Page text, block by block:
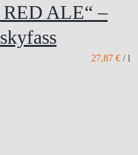
ALE“ –
27,87€ /l